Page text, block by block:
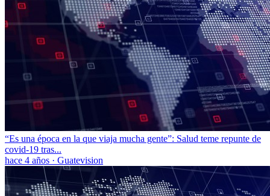
“Es una época en la que viaja mucha gente”: Salud teme repunte de
covid-19 tras...
hace 4 años · Guatevision